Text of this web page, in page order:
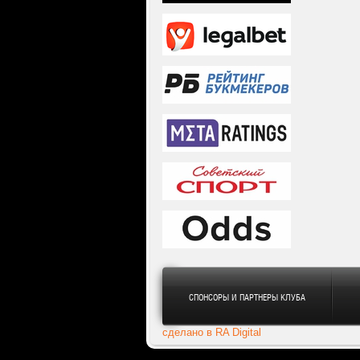
СПОНСОРЫ И ПАРТНЕРЫ КЛУБА
сделано в RA Digital